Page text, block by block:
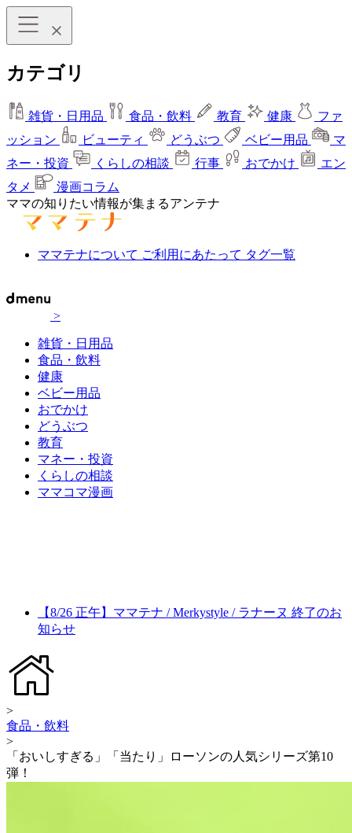
カテゴリ
雑貨・日用品 食品・飲料 教育 健康
ファ
ッション
ビューティ どうぶつ ベビー用品
マ
ネー・投資
くらしの相談 行事 おでかけ
エン
タメ
漫画コラム
ママの知りたい情報が集まるアンテナ
ママテナについて ご利用にあたって タグ一覧
>
雑貨・日用品
食品・飲料
健康
ベビー用品
おでかけ
どうぶつ
教育
マネー・投資
くらしの相談
ママコマ漫画
【8/26 正午】ママテナ / Merkystyle / ラナーヌ 終了のお
知らせ
>
食品・飲料
>
「おいしすぎる」「当たり」ローソンの人気シリーズ第10
弾！